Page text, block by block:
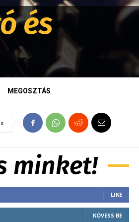
és
MEGOSZTÁS
minket!
LIKE
KÖVESS BE